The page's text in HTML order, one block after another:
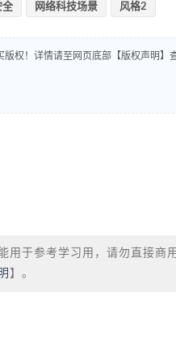
全 网络科技场景 风格2
权！详情请至网页底部【版权声明】
用于参考学习用，请勿直接商
】。